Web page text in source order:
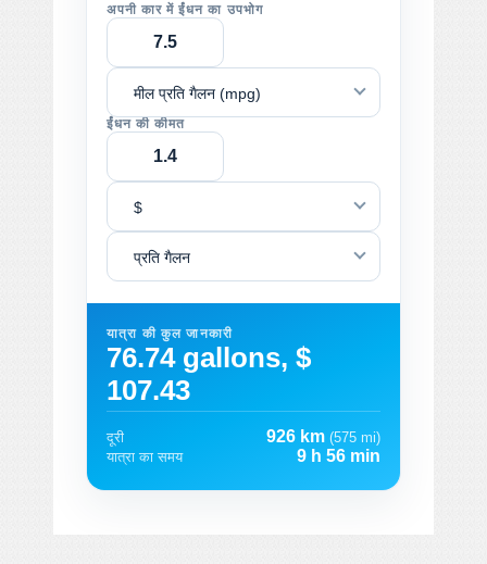
अपनी कार में ईंधन का उपभोग
मील प्रति गैलन (mpg)
ईंधन की कीमत
$
प्रति गैलन
यात्रा की कुल जानकारी
76.74 gallons, $
107.43
दूरी 926 km (575 mi)
यात्रा का समय
9 h 56 min